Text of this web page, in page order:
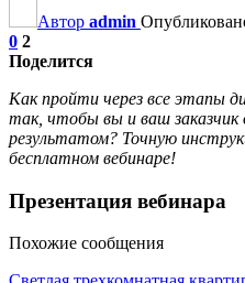
Автор admin
0 2
Поделится
Как пройти через все этапы
так, чтобы вы и ваш заказчик
результатом? Точную
бесплатном вебинаре!
Презентация вебинара
Похожие сообщения